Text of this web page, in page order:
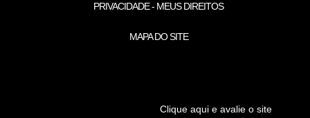
Clique aqui e avalie o site
PRIVACIDADE - MEUS DIREITOS
MAPA DO SITE